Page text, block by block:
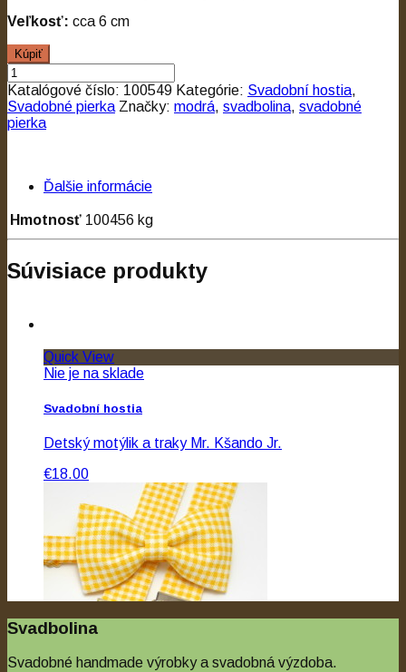
Veľkosť: cca 6 cm
Kúpiť
Katalógové číslo: 100549 Kategórie: Svadobní hostia,
Svadobné pierka Značky: modrá, svadbolina, svadobné
pierka
Ďalšie informácie
Hmotnosť 100456 kg
Súvisiace produkty
Quick View
Nie je na sklade
Svadobní hostia
Detský motýlik a traky Mr. Kšando Jr.
€18.00
Svadbolina
Svadobné handmade výrobky a svadobná výzdoba.